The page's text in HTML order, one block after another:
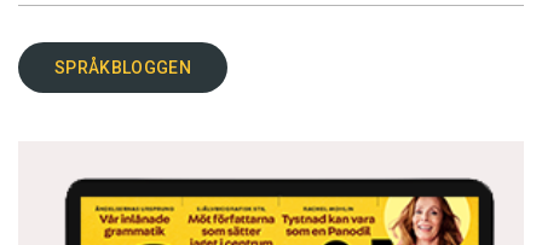
SPRÅKBLOGGEN